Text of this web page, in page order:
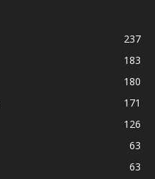
237
183
180
171
126
63
63